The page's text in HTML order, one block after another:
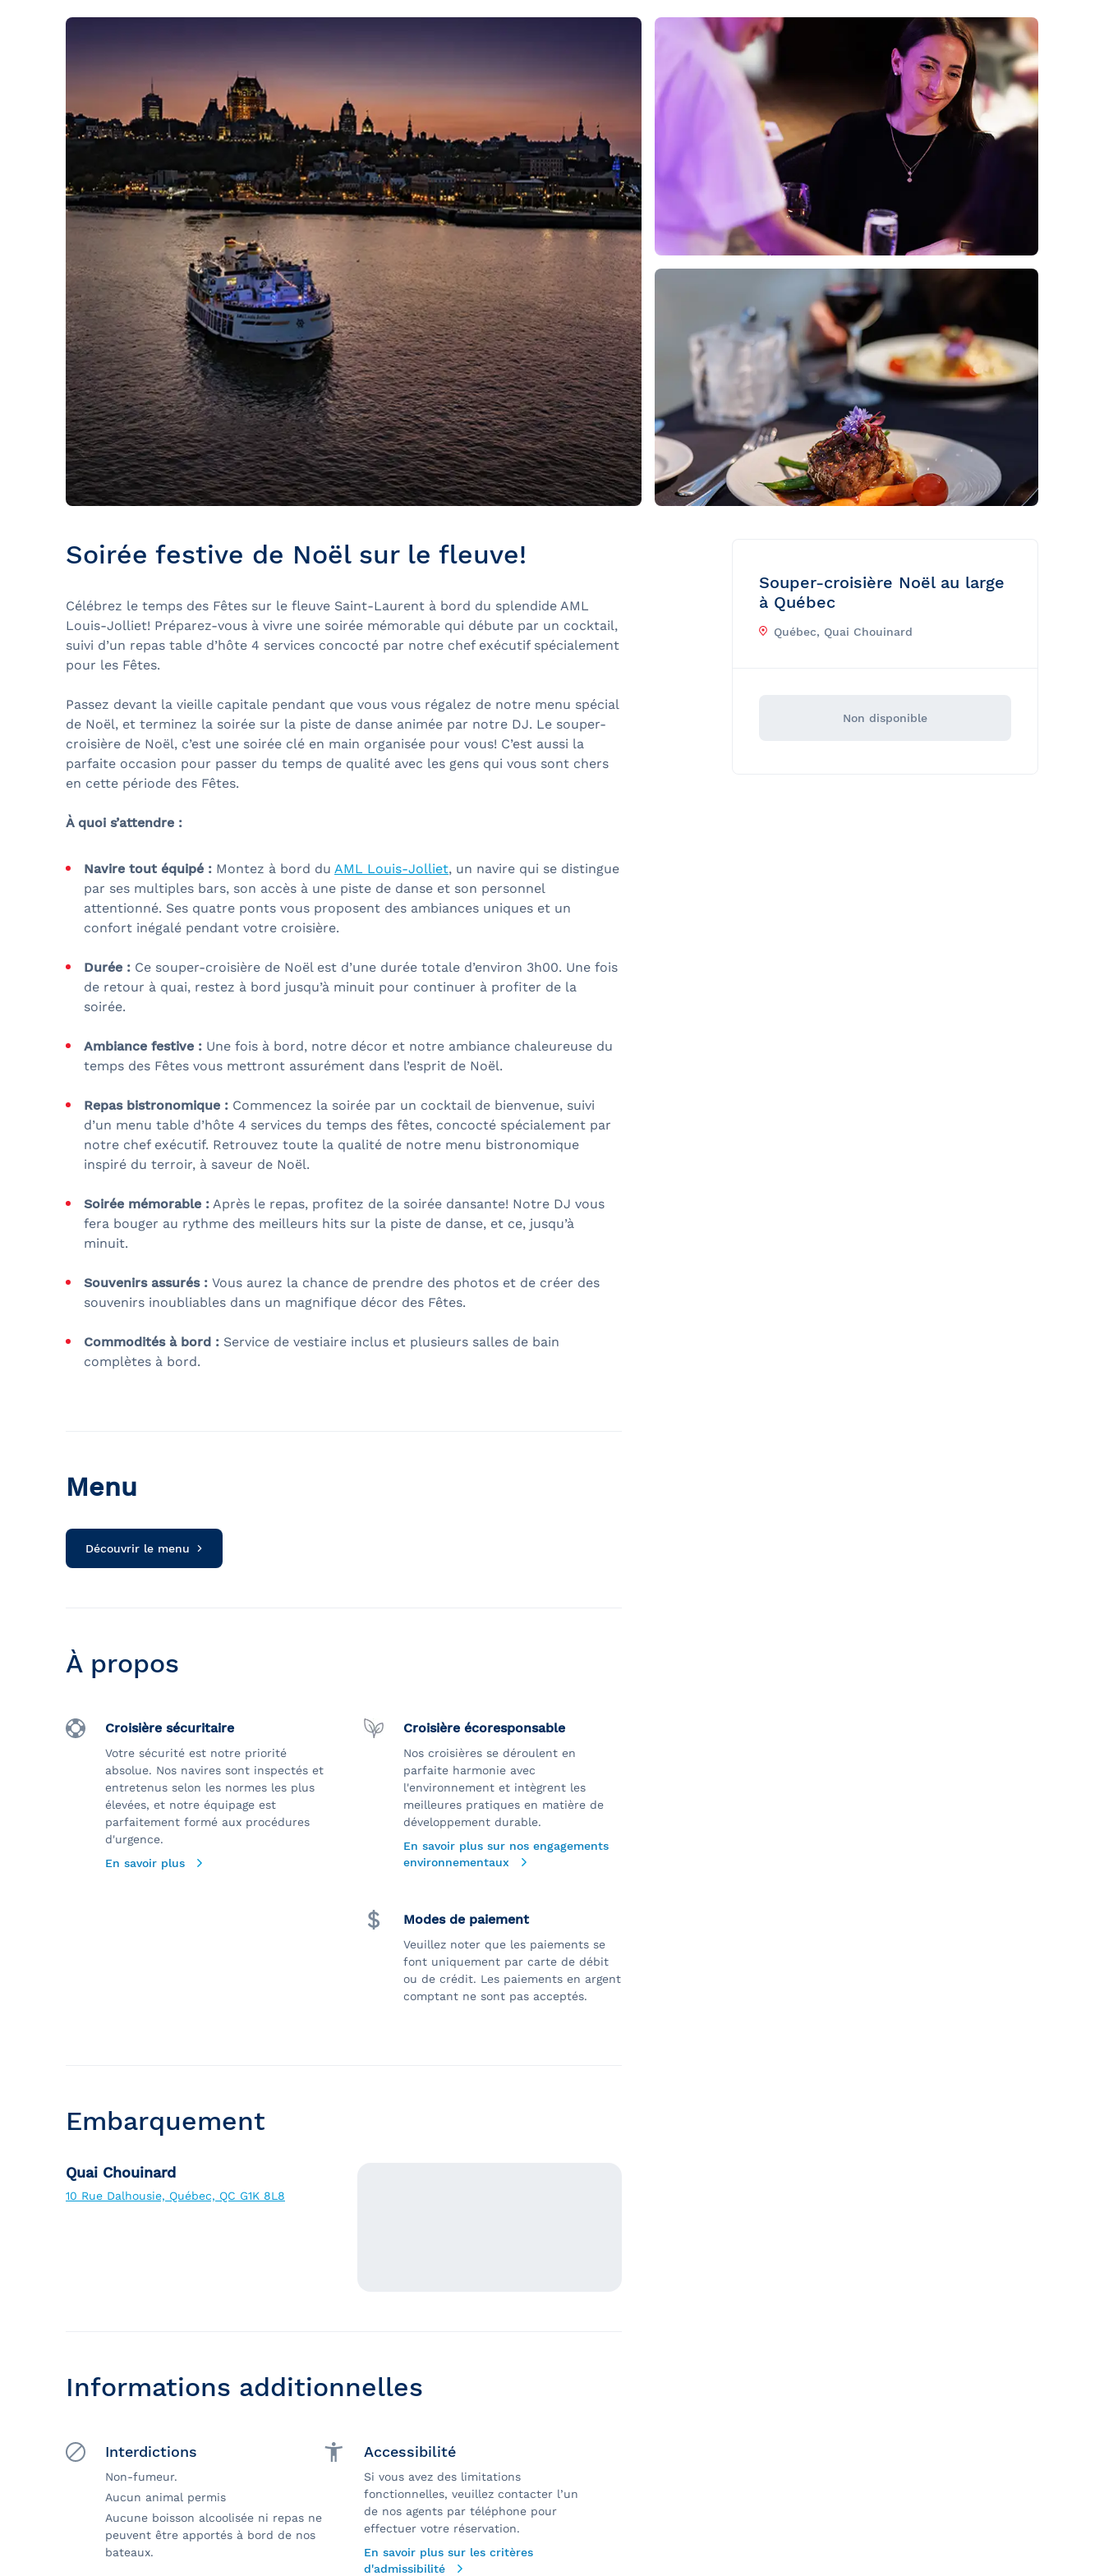
Croisière évasion
Croisière de soir
Croisières entre Montréal, Québec et
Tadoussac
Croisière de Noël
Croisière aux petits pingouins
Navette fluviale
Soirée festive de Noël sur le fleuve!
Célébrez le temps des Fêtes sur le fleuve Saint-Laurent à bord du splendide AML
Louis-Jolliet! Préparez-vous à vivre une soirée mémorable qui débute par un cocktail,
suivi d’un repas table d’hôte 4 services concocté par notre chef exécutif spécialement
pour les Fêtes.
Passez devant la vieille capitale pendant que vous vous régalez de notre menu spécial
de Noël, et terminez la soirée sur la piste de danse animée par notre DJ. Le souper-
croisière de Noël, c’est une soirée clé en main organisée pour vous! C’est aussi la
parfaite occasion pour passer du temps de qualité avec les gens qui vous sont chers
en cette période des Fêtes.
À quoi s’attendre :
Navire tout équipé : Montez à bord du AML Louis-Jolliet, un navire qui se distingue
par ses multiples bars, son accès à une piste de danse et son personnel
attentionné. Ses quatre ponts vous proposent des ambiances uniques et un
confort inégalé pendant votre croisière.
Durée : Ce souper-croisière de Noël est d’une durée totale d’environ 3h00. Une fois
de retour à quai, restez à bord jusqu’à minuit pour continuer à profiter de la
soirée.
Ambiance festive : Une fois à bord, notre décor et notre ambiance chaleureuse du
temps des Fêtes vous mettront assurément dans l’esprit de Noël.
Repas bistronomique : Commencez la soirée par un cocktail de bienvenue, suivi
d’un menu table d’hôte 4 services du temps des fêtes, concocté spécialement par
notre chef exécutif. Retrouvez toute la qualité de notre menu bistronomique
inspiré du terroir, à saveur de Noël.
Soirée mémorable : Après le repas, profitez de la soirée dansante! Notre DJ vous
fera bouger au rythme des meilleurs hits sur la piste de danse, et ce, jusqu’à
minuit.
Souvenirs assurés : Vous aurez la chance de prendre des photos et de créer des
souvenirs inoubliables dans un magnifique décor des Fêtes.
Commodités à bord : Service de vestiaire inclus et plusieurs salles de bain
complètes à bord.
Menu
Découvrir le menu
À propos
Croisière sécuritaire
Votre sécurité est notre priorité
absolue. Nos navires sont inspectés et
entretenus selon les normes les plus
élevées, et notre équipage est
parfaitement formé aux procédures
d'urgence.
En savoir plus
Croisière écoresponsable
Nos croisières se déroulent en
parfaite harmonie avec
l'environnement et intègrent les
meilleures pratiques en matière de
développement durable.
En savoir plus sur nos engagements
environnementaux
Modes de paiement
Veuillez noter que les paiements se
font uniquement par carte de débit
ou de crédit. Les paiements en argent
comptant ne sont pas acceptés.
Embarquement
Quai Chouinard
10 Rue Dalhousie, Québec, QC G1K 8L8
Informations additionnelles
Interdictions
Non-fumeur.
Aucun animal permis
Aucune boisson alcoolisée ni repas ne
peuvent être apportés à bord de nos
bateaux.
Accessibilité
Si vous avez des limitations
fonctionnelles, veuillez contacter l’un
de nos agents par téléphone pour
effectuer votre réservation.
En savoir plus sur les critères
d'admissibilité
Souper-croisière Noël au large
à Québec
Québec, Quai Chouinard
Non disponible